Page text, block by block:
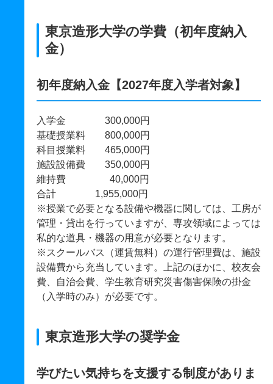
東京造形大学の学費（初年度納入
金）
初年度納入金【2027年度入学者対象】
入学金 300,000円
基礎授業料 800,000円
科目授業料 465,000円
施設設備費 350,000円
維持費 40,000円
合計 1,955,000円
※授業で必要となる設備や機器に関しては、工房が
管理・貸出を行っていますが、専攻領域によっては
私的な道具・機器の用意が必要となります。
※スクールバス（運賃無料）の運行管理費は、施設
設備費から充当しています。上記のほかに、校友会
費、自治会費、学生教育研究災害傷害保険の掛金
（入学時のみ）が必要です。
東京造形大学の奨学金
学びたい気持ちを支援する制度がありま